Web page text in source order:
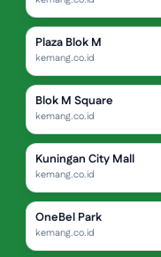
Plaza Blok M
kemang.co.id
Blok M Square
kemang.co.id
Kuningan City Mall
kemang.co.id
OneBel Park
kemang.co.id